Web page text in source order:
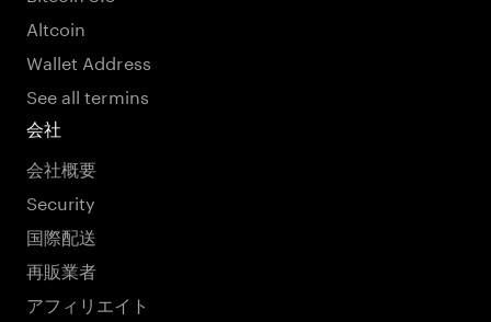
Altcoin
Wallet Address
See all termins
会社
会社概要
Security
国際配送
再販業者
アフィリエイト